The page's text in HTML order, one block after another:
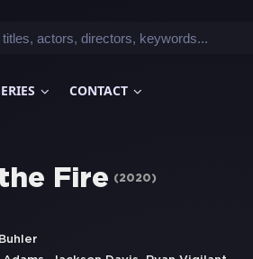
CONTACT
Fire (2020)